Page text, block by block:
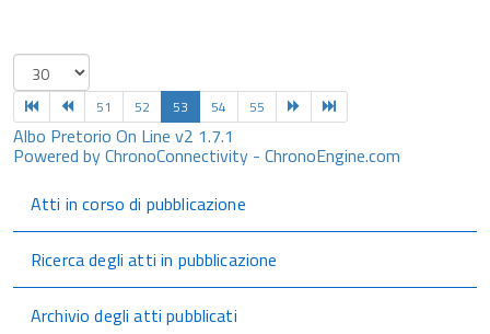
51 52 53 54 55
Albo Pretorio On Line v2 1.7.1
Powered by ChronoConnectivity - ChronoEngine.com
Atti in corso di pubblicazione
Ricerca degli atti in pubblicazione
Archivio degli atti pubblicati